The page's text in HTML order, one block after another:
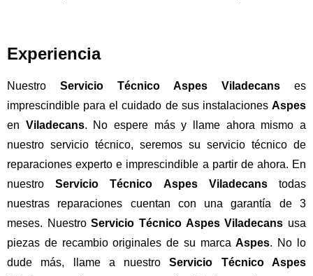
Experiencia
Nuestro Servicio Técnico Aspes Viladecans es
imprescindible para el cuidado de sus instalaciones Aspes
en Viladecans. No espere más y llame ahora mismo a
nuestro servicio técnico, seremos su servicio técnico de
reparaciones experto e imprescindible a partir de ahora. En
nuestroServicio Técnico Aspes Viladecanstodas
nuestras reparaciones cuentan con una garantía de 3
meses. NuestroServicio Técnico Aspes Viladecans usa
piezas de recambio originales de su marcaAspes. No lo
dude más, llame a nuestroServicio Técnico Aspes